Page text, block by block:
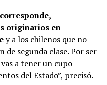
originarios en
y a los chilenos que no
de segunda clase. Por ser
a tener un cupo
del Estado”, precisó.